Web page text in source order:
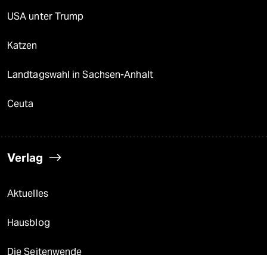
USA unter Trump
Katzen
Landtagswahl in Sachsen-Anhalt
Ceuta
Verlag
Aktuelles
Hausblog
Die Seitenwende